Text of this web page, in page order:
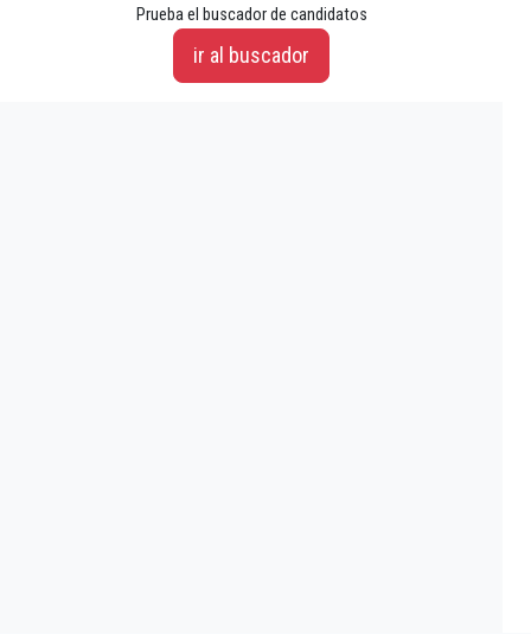
Prueba el buscador de candidatos
ir al buscador